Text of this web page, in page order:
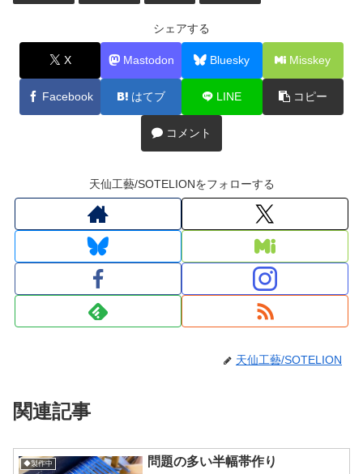
シェアする
X Mastodon Bluesky Misskey
Facebook はてブ LINE コピー
コメント
天仙工藝/SOTELIONをフォローする
天仙工藝/SOTELION
関連記事
◆製作中 問題の多い半幅帯作り